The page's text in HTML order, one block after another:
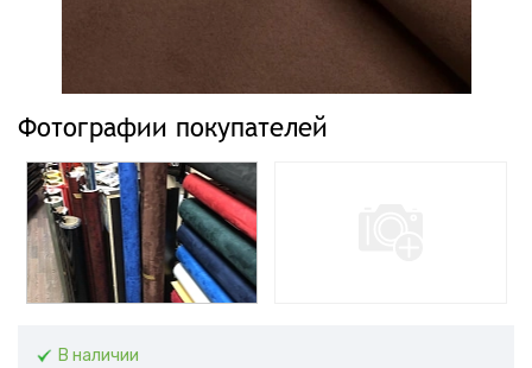
Фотографии покупателей
В наличии